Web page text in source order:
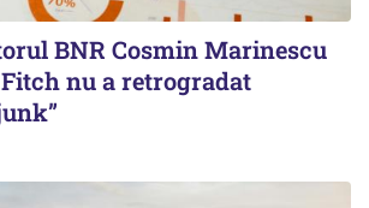
BNR Cosmin Marinescu
nu a retrogradat